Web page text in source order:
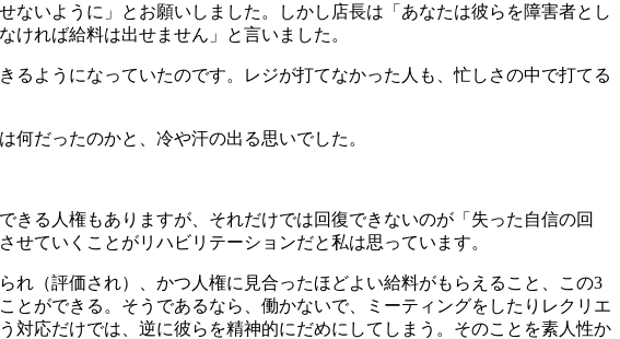
いように」とお願いしました。しかし店長は「あなたは彼らを障害者とし
れば給料は出せません」と言いました。
ようになっていたのです。レジが打てなかった人も、忙しさの中で打てる
だったのかと、冷や汗の出る思いでした。
る人権もありますが、それだけでは回復できないのが「失った自信の回
ていくことがリハビリテーションだと私は思っています。
（評価され）、かつ人権に見合ったほどよい給料がもらえること、この3
ができる。そうであるなら、働かないで、ミーティングをしたりレクリエ
応だけでは、逆に彼らを精神的にだめにしてしまう。そのことを素人性か